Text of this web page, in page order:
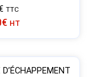
TTC
€ HT